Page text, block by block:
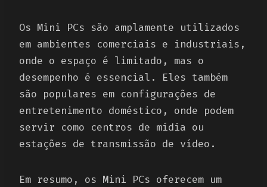
Os Mini PCs são amplamente utilizados
em ambientes comerciais e industriais,
onde o espaço é limitado, mas o
desempenho é essencial. Eles também
são populares em configurações de
entretenimento doméstico, onde podem
servir como centros de mídia ou
estações de transmissão de vídeo.
Em resumo, os Mini PCs oferecem um